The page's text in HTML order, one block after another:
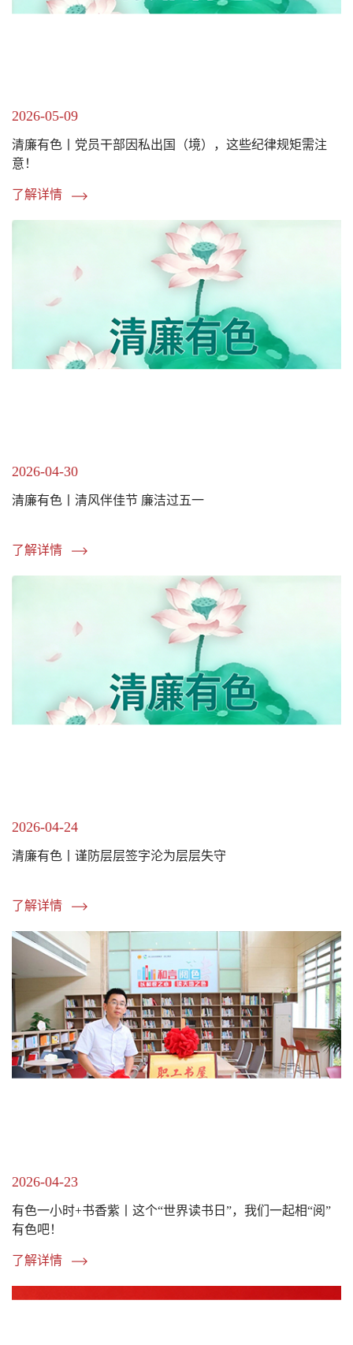
2026-05-09
清廉有色丨党员干部因私出国（境），这些纪律规矩需注
意！
了解详情
2026-04-30
清廉有色丨清风伴佳节 廉洁过五一
了解详情
2026-04-24
清廉有色丨谨防层层签字沦为层层失守
了解详情
2026-04-23
有色一小时+书香紫丨这个“世界读书日”，我们一起相“阅”
有色吧！
了解详情